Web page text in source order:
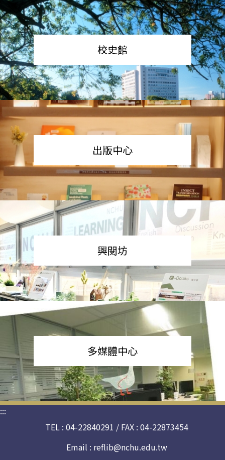
校史館
出版中心
興閱坊
多媒體中心
:::
TEL : 04-22840291 / FAX : 04-22873454
Email : reflib@nchu.edu.tw